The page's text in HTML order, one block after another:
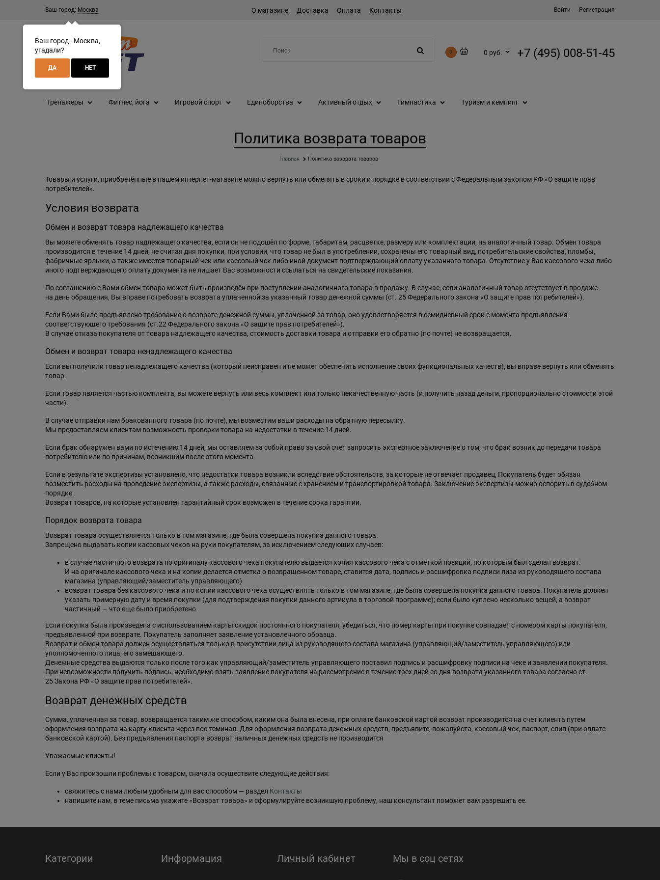
Ваш город: Москва О магазине Доставка Оплата Контакты Войти Регистрация
0 0 руб. +7 (495) 008-51-45
Тренажеры Фитнес, йога Игровой спорт Единоборства Активный отдых Гимнастика Туризм и кемпинг
Политика возврата товаров
Главная Политика возврата товаров
Товары и услуги, приобретённые в нашем интернет-магазине можно вернуть или обменять в сроки и порядке в соответствии с Федеральным законом РФ «О защите прав
потребителей».
Условия возврата
Обмен и возврат товара надлежащего качества
Вы можете обменять товар надлежащего качества, если он не подошёл по форме, габаритам, расцветке, размеру или комплектации, на аналогичный товар. Обмен товара
производится в течение 14 дней, не считая дня покупки, при условии, что товар не был в употреблении, сохранены его товарный вид, потребительские свойства, пломбы,
фабричные ярлыки, а также имеется товарный чек или кассовый чек либо иной документ подтверждающий оплату указанного товара. Отсутствие у Вас кассового чека либо
иного подтверждающего оплату документа не лишает Вас возможности ссылаться на свидетельские показания.
По соглашению с Вами обмен товара может быть произведён при поступлении аналогичного товара в продажу. В случае, если аналогичный товар отсутствует в продаже
на день обращения, Вы вправе потребовать возврата уплаченной за указанный товар денежной суммы (ст. 25 Федерального закона «О защите прав потребителей»).
Если Вами было предъявлено требование о возврате денежной суммы, уплаченной за товар, оно удовлетворяется в семидневный срок с момента предъявления
соответствующего требования (ст.22 Федерального закона «О защите прав потребителей»).
В случае отказа покупателя от товара надлежащего качества, стоимость доставки товара и отправки его обратно (по почте) не возвращается.
Обмен и возврат товара ненадлежащего качества
Если вы получили товар ненадлежащего качества (который неисправен и не может обеспечить исполнение своих функциональных качеств), вы вправе вернуть или обменять
товар.
Если товар является частью комплекта, вы можете вернуть или весь комплект или только некачественную часть (и получить назад деньги, пропорционально стоимости этой
части).
В случае отправки нам бракованного товара (по почте), мы возместим ваши расходы на обратную пересылку.
Мы предоставляем клиентам возможность проверки товара на недостатки в течение 14 дней.
Если брак обнаружен вами по истечению 14 дней, мы оставляем за собой право за свой счет запросить экспертное заключение о том, что брак возник до передачи товара
потребителю или по причинам, возникшим после этого момента.
Если в результате экспертизы установлено, что недостатки товара возникли вследствие обстоятельств, за которые не отвечает продавец, Покупатель будет обязан
возместить расходы на проведение экспертизы, а также расходы, связанные с хранением и транспортировкой товара. Заключение экспертизы можно оспорить в судебном
порядке.
Возврат товаров, на которые установлен гарантийный срок возможен в течение срока гарантии.
Порядок возврата товара
Возврат товара осуществляется только в том магазине, где была совершена покупка данного товара.
Запрещено выдавать копии кассовых чеков на руки покупателям, за исключением следующих случаев:
в случае частичного возврата по оригиналу кассового чека покупателю выдается копия кассового чека с отметкой позиций, по которым был сделан возврат.
И на оригинале кассового чека и на копии делается отметка о возвращенном товаре, ставится дата, подпись и расшифровка подписи лиза из руководящего состава
магазина (управляющий/заместитель управляющего)
возврат товара без кассового чека и по копии кассового чека осуществлять только в том магазине, где была совершена покупка данного товара. Покупатель должен
указать примерную дату и время покупки (для подтверждения покупки данного артикула в торговой программе); если было куплено несколько вещей, а возврат
частичный — что еще было приобретено.
Если покупка была произведена с использованием карты скидок постоянного покупателя, убедиться, что номер карты при покупке совпадает с номером карты покупателя,
предъявленной при возврате. Покупатель заполняет заявление установленного образца.
Возврат и обмен товара должен осуществляться только в присутствии лица из руководящего состава магазина (управляющий/заместитель управляющего) или
уполномоченного лица, его замещающего.
Денежные средства выдаются только после того как управляющий/заместитель управляющего поставил подпись и расшифровку подписи на чеке и заявлении покупателя.
При невозможности получить подпись, необходимо взять заявление покупателя на рассмотрение в течение трех дней со дня возврата указанного товара согласно ст.
25 Закона РФ «О защите прав потребителей».
Возврат денежных средств
Сумма, уплаченная за товар, возвращается таким же способом, каким она была внесена, при оплате банковской картой возврат производится на счет клиента путем
оформления возврата на карту клиента через пос-теминал. Для оформления возврата денежных средств, предъявите, пожалуйста, кассовый чек, паспорт, слип (при оплате
банковской картой). Без предъявления паспорта возврат наличных денежных средств не производится
Уважаемые клиенты!
Если у Вас произошли проблемы с товаром, сначала осуществите следующие действия:
свяжитесь с нами любым удобным для вас способом — раздел Контакты
напишите нам, в теме письма укажите «Возврат товара» и сформулируйте возникшую проблему, наш консультант поможет вам разрешить ее.
Категории Информация Личный кабинет Мы в соц сетях
Ваш город - Москва,
угадали?
ДА НЕТ